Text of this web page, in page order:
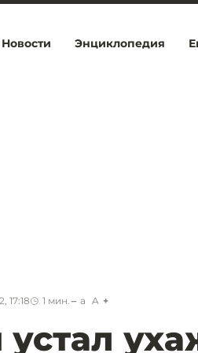
Новости Энциклопедия
17:18 1 мин. a A